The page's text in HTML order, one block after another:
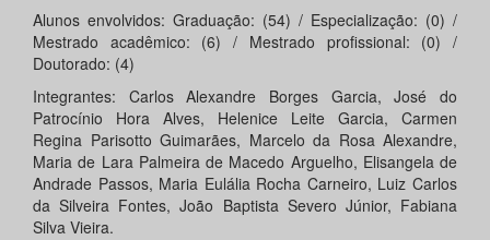
Alunos envolvidos: Graduação: (54) / Especialização: (0) /
Mestrado acadêmico: (6) / Mestrado profissional: (0) /
Doutorado: (4)
Integrantes: Carlos Alexandre Borges Garcia, José do
Patrocínio Hora Alves, Helenice Leite Garcia, Carmen
Regina Parisotto Guimarães, Marcelo da Rosa Alexandre,
Maria de Lara Palmeira de Macedo Arguelho, Elisangela de
Andrade Passos, Maria Eulália Rocha Carneiro, Luiz Carlos
da Silveira Fontes, João Baptista Severo Júnior, Fabiana
Silva Vieira.